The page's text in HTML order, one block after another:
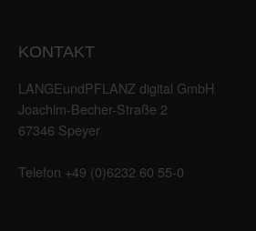
KONTAKT
LANGEundPFLANZ digital GmbH
Joachim-Becher-Straße 2
67346 Speyer
Telefon +49 (0)6232 60 55-0